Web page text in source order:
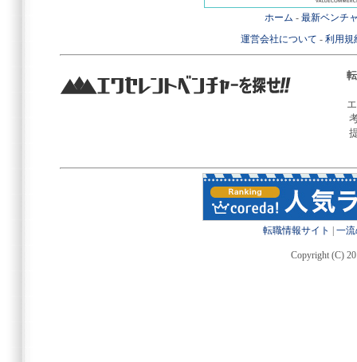
ホーム - 最新ベンチ
運営会社について - 利用規
転職情報サイト 一
Copyright (C)